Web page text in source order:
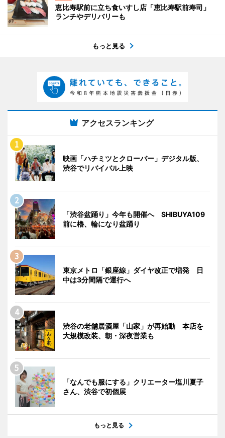
恵比寿駅前に立ち食いすし店「恵比寿駅前寿司」
ランチやデリバリーも
もっと見る
アクセスランキング
映画「ハチミツとクローバー」デジタル版、
渋谷でリバイバル上映
「渋谷盆踊り」今年も開催へ SHIBUYA109
前に櫓、輪になり盆踊り
東京メトロ「銀座線」ダイヤ改正で増発 日
中は3分間隔で運行へ
渋谷の老舗居酒屋「山家」が再始動 本店を
大規模改装、朝・深夜営業も
「なんでも服にする」クリエーター塩川夏子
さん、渋谷で初個展
もっと見る